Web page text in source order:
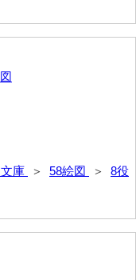
庫 ＞ 58絵図 ＞ 8役